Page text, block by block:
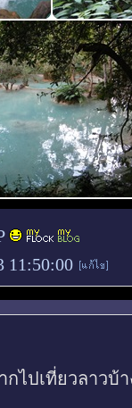
11:50:00
กไปเที่ยวลาวบ้